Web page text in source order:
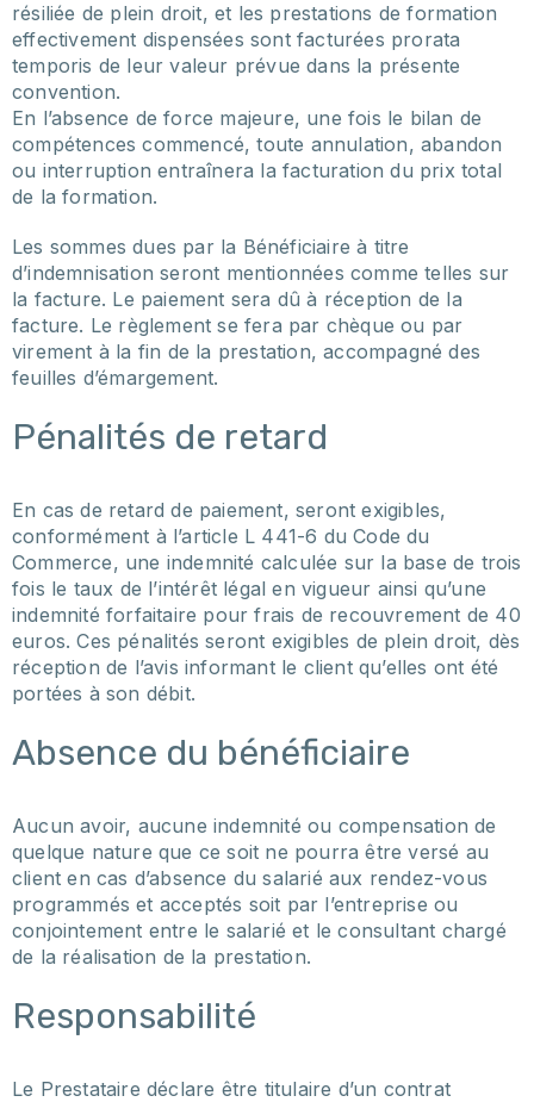
résiliée de plein droit, et les prestations de formation
effectivement dispensées sont facturées prorata
temporis de leur valeur prévue dans la présente
convention.
En l’absence de force majeure, une fois le bilan de
compétences commencé, toute annulation, abandon
ou interruption entraînera la facturation du prix total
de la formation.
Les sommes dues par la Bénéficiaire à titre
d’indemnisation seront mentionnées comme telles sur
la facture. Le paiement sera dû à réception de la
facture. Le règlement se fera par chèque ou par
virement à la fin de la prestation, accompagné des
feuilles d’émargement.
Pénalités de retard
En cas de retard de paiement, seront exigibles,
conformément à l’article L 441-6 du Code du
Commerce, une indemnité calculée sur la base de trois
fois le taux de l’intérêt légal en vigueur ainsi qu’une
indemnité forfaitaire pour frais de recouvrement de 40
euros. Ces pénalités seront exigibles de plein droit, dès
réception de l’avis informant le client qu’elles ont été
portées à son débit.
Absence du bénéficiaire
Aucun avoir, aucune indemnité ou compensation de
quelque nature que ce soit ne pourra être versé au
client en cas d’absence du salarié aux rendez-vous
programmés et acceptés soit par l’entreprise ou
conjointement entre le salarié et le consultant chargé
de la réalisation de la prestation.
Responsabilité
Le Prestataire déclare être titulaire d’un contrat